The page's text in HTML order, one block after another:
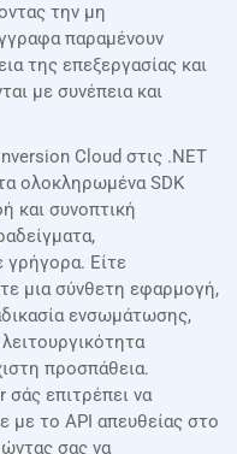
την μη
παραμένουν
της επεξεργασίας και
με συνέπεια και
Cloud στις .NET
ολοκληρωμένα SDK
και συνοπτική
γρήγορα. Είτε
μια σύνθετη εφαρμογή,
ενσωμάτωσης,
προσπάθεια.
σάς επιτρέπει να
με το API απευθείας στο
σας να